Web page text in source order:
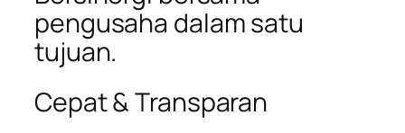
pengusaha dalam satu
tujuan.
Cepat & Transparan